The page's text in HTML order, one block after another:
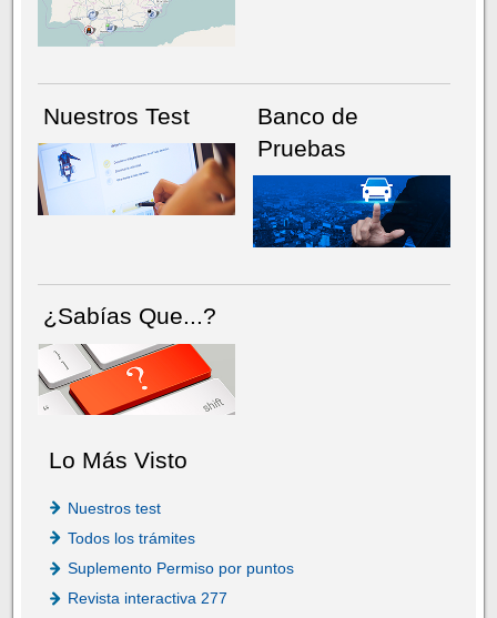
NÚMERO ACTUALHEMEROTECA
Nuestros Test
Banco de
Pruebas
¿Sabías Que...?
Lo Más Visto
Nuestros test
Todos los trámites
Suplemento Permiso por puntos
Revista interactiva 277